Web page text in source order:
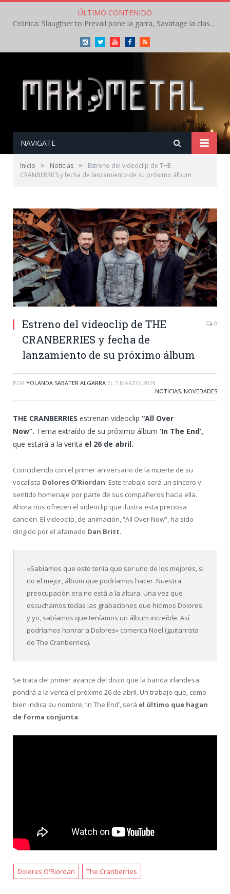
ÚLTIMO CONTENIDO
Crónica: Slaugther to Prevail pone la garra, Savatage la clase en la apertura del Leyendas del Rock – Miércoles – Agosto 2026
InstagramTwitterYoutubeFacebookRSS
NAVIGATE
Inicio » Noticias »
Estreno del videoclip de THE
CRANBERRIES y fecha de lanzamiento de su próximo álbum
Estreno del videoclip de THE
CRANBERRIES y fecha de
lanzamiento de su próximo álbum
0
POR YOLANDA SABATER ALGARRA EL 7 MARZO, 2019
NOTICIAS, NOVEDADES
THE CRANBERRIES estrenan videoclip “All Over
Now”. Tema extraído de su próximo álbum ‘In The End’,
que estará a la venta el 26 de abril.
Coincidiendo con el primer aniversario de la muerte de su
vocalista Dolores O’Riordan. Este trabajo será un sincero y
sentido homenaje por parte de sus compañeros hacia ella.
Ahora nos ofrecen el videoclip que ilustra esta preciosa
canción. El videoclip, de animación, “All Over Now”, ha sido
dirigido por el afamado Dan Britt.
«Sabíamos que esto tenía que ser uno de los mejores, si
no el mejor, álbum que podríamos hacer. Nuestra
preocupación era no está a la altura. Una vez que
escuchamos todas las grabaciones que hicimos Dolores
y yo, sabíamos que teníamos un álbum increíble. Así
podríamos honrar a Dolores» comenta Noel (guitarrista
de The Cranberries).
Se trata del primer avance del disco que la banda irlandesa
pondrá a la venta el próximo 26 de abril. Un trabajo que, como
bien indica su nombre, ‘In The End’, será el último que hagan
de forma conjunta.
Dolores O'Riordan The Cranberries